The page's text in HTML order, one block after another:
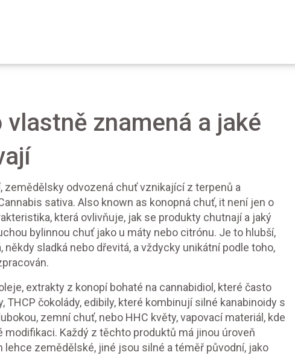
vlastně znamená a jaké
zemědělsky odvozená chuť vznikající z terpenů a
sativa. Also known as konopná chuť, it není jen o
která ovlivňuje, jak se produkty chutnají a jaký
bylinnou chuť jako u máty nebo citrónu. Je to hlubší,
sladká nebo dřevitá, a vždycky unikátní podle toho,
, extrakty z konopí bohaté na cannabidiol, které často
, THCP čokolády, edibily, které kombinují silné kanabinoidy s
zemní chuť, nebo HHC květy,vapovací materiál, kde
modifikaci. Každý z těchto produktů má jinou úroveň
zemědělské, jiné jsou silné a téměř původní, jako